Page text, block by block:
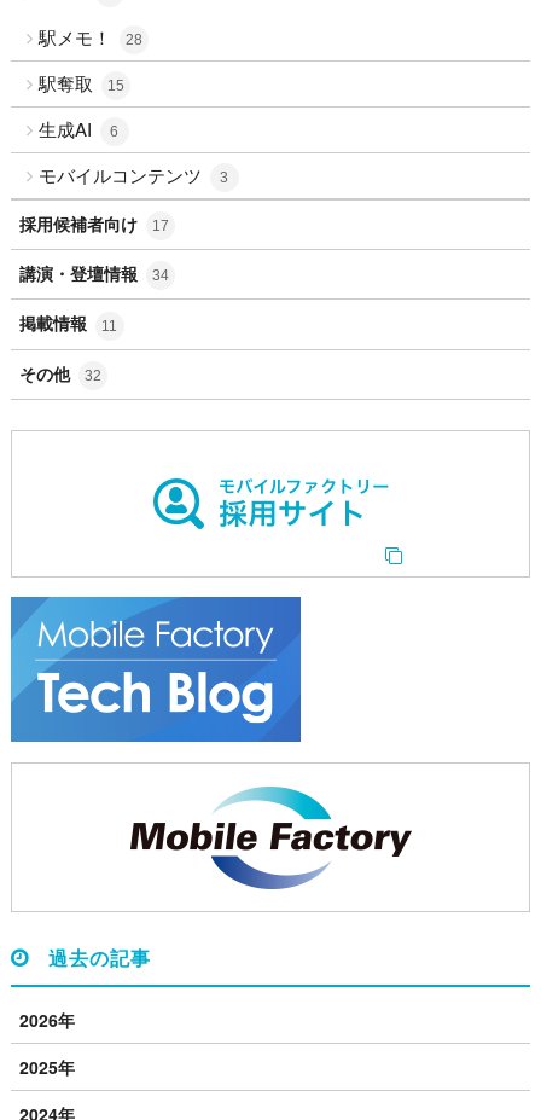
駅メモ！ 28
駅奪取 15
生成AI 6
モバイルコンテンツ 3
採用候補者向け 17
講演・登壇情報 34
掲載情報 11
その他 32
過去の記事
2026年
2025年
2024年